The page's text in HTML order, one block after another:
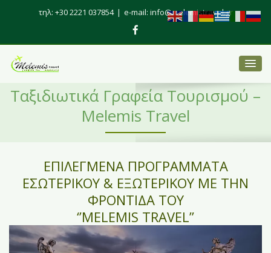
τηλ: +30 2221 037854 | e-mail: info@melemistravel.gr
Ταξιδιωτικά Γραφεία Τουρισμού –
Melemis Travel
ΕΠΙΛΕΓΜΕΝΑ ΠΡΟΓΡΑΜΜΑΤΑ
ΕΣΩΤΕΡΙΚΟΥ & ΕΞΩΤΕΡΙΚΟΥ ΜΕ ΤΗΝ
ΦΡΟΝΤΙΔΑ ΤΟΥ
‘’MELEMIS TRAVEL’’